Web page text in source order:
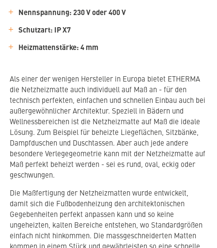
Nennspannung: 230 V oder 400 V
Schutzart: IP X7
Heizmattenstärke: 4 mm
Als einer der wenigen Hersteller in Europa bietet ETHERMA
die Netzheizmatte auch individuell auf Maß an - für den
technisch perfekten, einfachen und schnellen Einbau auch bei
außergewöhnlicher Architektur. Speziell in Bädern und
Wellnessbereichen ist die Netzheizmatte auf Maß die ideale
Lösung. Zum Beispiel für beheizte Liegeflächen, Sitzbänke,
Dampfduschen und Duschtassen. Aber auch jede andere
besondere Verlegegeometrie kann mit der Netzheizmatte auf
Maß perfekt beheizt werden - sei es rund, oval, eckig oder
geschwungen.
Die Maßfertigung der Netzheizmatten wurde entwickelt,
damit sich die Fußbodenheizung den architektonischen
Gegebenheiten perfekt anpassen kann und so keine
ungeheizten, kalten Bereiche entstehen, wo Standardgrößen
einfach nicht hinkommen. Die massgeschneiderten Matten